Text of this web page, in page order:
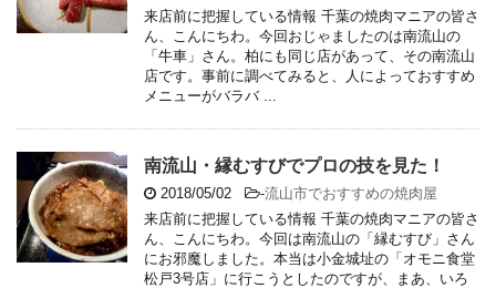
来店前に把握している情報 千葉の焼肉マニアの皆さ
ん、こんにちわ。今回おじゃましたのは南流山の
「牛車」さん。柏にも同じ店があって、その南流山
店です。事前に調べてみると、人によっておすすめ
メニューがバラバ ...
南流山・縁むすびでプロの技を見た！
2018/05/02 -流山市でおすすめの焼肉屋
来店前に把握している情報 千葉の焼肉マニアの皆さ
ん、こんにちわ。今回は南流山の「縁むすび」さん
にお邪魔しました。本当は小金城址の「オモニ食堂
松戸3号店」に行こうとしたのですが、まあ、いろ